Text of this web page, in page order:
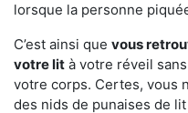
lorsque la personne
C’est ainsi que vous
votre lit à votre réveil
votre corps. Certes, vous
des nids de punaises de